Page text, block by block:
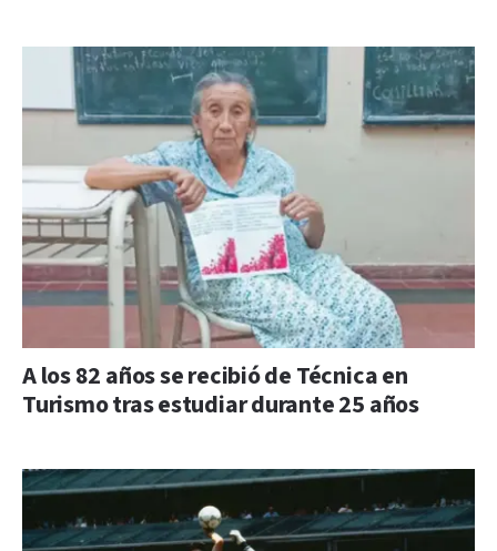
A los 82 años se recibió de Técnica en
Turismo tras estudiar durante 25 años